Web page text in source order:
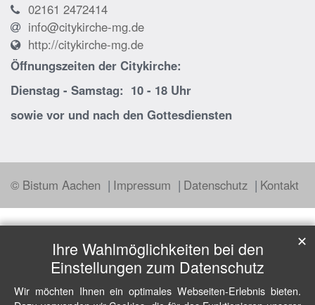
02161 2472414
info@citykirche-mg.de
http://citykirche-mg.de
Öffnungszeiten der Citykirche:
Dienstag - Samstag: 10 - 18 Uhr
sowie vor und nach den Gottesdiensten
© Bistum Aachen Impressum Datenschutz Kontakt
Ihre Wahlmöglichkeiten bei den
Einstellungen zum Datenschutz
Wir möchten Ihnen ein optimales Webseiten-Erlebnis bieten.
✕